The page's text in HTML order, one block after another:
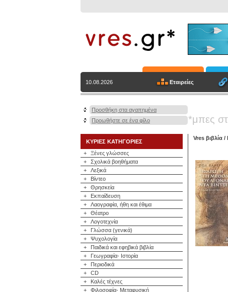
10.08.2026 Εταιρείες
Προσθήκη στα αγαπημένα
Προωθήστε σε ένα φίλο
*μπες
ΚΥΡΙΕΣ ΚΑΤΗΓΟΡΙΕΣ
+
Ξένες γλώσσες
+
Σχολικά βοηθήματα
+
Λεξικά
+
Βίντεο
+
Θρησκεία
+
Εκπαίδευση
+
Λαογραφία, ήθη και έθιμα
+
Θέατρο
+
Λογοτεχνία
+
Γλώσσα (γενικά)
+
Ψυχολογία
+
Παιδικά και εφηβικά βιβλία
+
Γεωγραφία- Ιστορία
+
Περιοδικά
+
CD
+
Καλές τέχνες
+
Φιλοσοφία- Μεταφυσική
Vres βιβλία /